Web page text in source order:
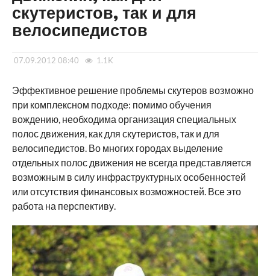
скутеристов, так и для
велосипедистов
07.09.2012 08:40 1.1K
Эффективное решение проблемы скутеров возможно
при комплексном подходе: помимо обучения
вождению, необходима организация специальных
полос движения, как для скутеристов, так и для
велосипедистов. Во многих городах выделение
отдельных полос движения не всегда представляется
возможным в силу инфраструктурных особенностей
или отсутствия финансовых возможностей. Все это
работа на перспективу.